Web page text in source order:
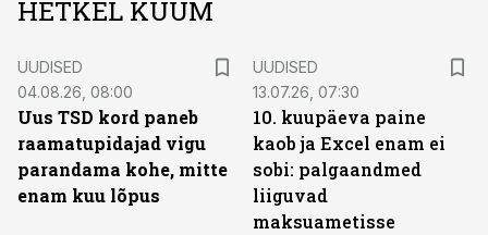
HETKEL KUUM
UUDISED
04.08.26, 08:00
Uus TSD kord paneb
raamatupidajad vigu
parandama kohe, mitte
enam kuu lõpus
UUDISED
13.07.26, 07:30
10. kuupäeva paine
kaob ja Excel enam ei
sobi: palgaandmed
liiguvad
maksuametisse